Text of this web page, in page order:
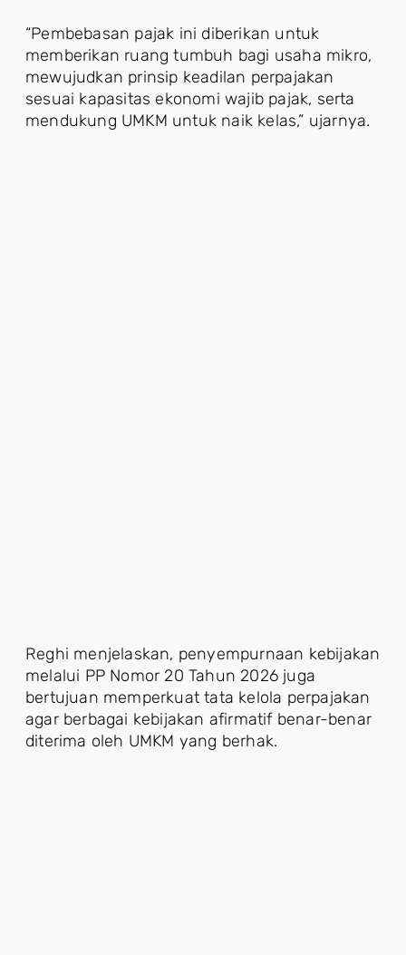
“Pembebasan pajak ini diberikan untuk
memberikan ruang tumbuh bagi usaha mikro,
mewujudkan prinsip keadilan perpajakan
sesuai kapasitas ekonomi wajib pajak, serta
mendukung UMKM untuk naik kelas,” ujarnya.
Reghi menjelaskan, penyempurnaan kebijakan
melalui PP Nomor 20 Tahun 2026 juga
bertujuan memperkuat tata kelola perpajakan
agar berbagai kebijakan afirmatif benar-benar
diterima oleh UMKM yang berhak.